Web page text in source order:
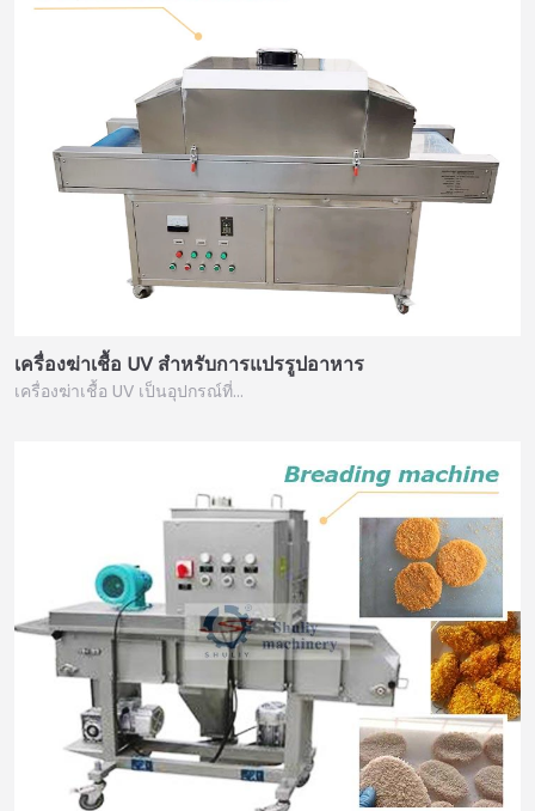
เครื่องฆ่าเชื้อ UV สำหรับการแปรรูปอาหาร
เครื่องฆ่าเชื้อ UV เป็นอุปกรณ์ที่…